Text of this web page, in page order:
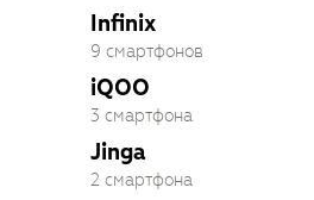
Infinix
9 смартфонов
iQOO
3 смартфона
Jinga
2 смартфона